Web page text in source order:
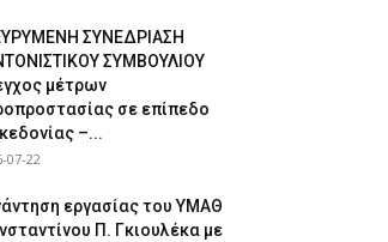
ΣΥΝΕΔΡΙΑΣΗ
ΣΥΜΒΟΥΛΙΟΥ
μέτρων
σε επίπεδο
–...
07-22
εργασίας του ΥΜΑΘ
Π. Γκιουλέκα με